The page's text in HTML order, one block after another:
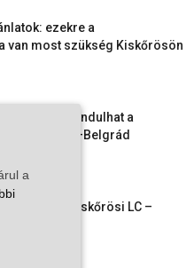
ezekre a
van most szükség Kiskőrösön
ősszel újraindulhat a
a Budapest–Belgrád
a Kiskőrösi LC –
a